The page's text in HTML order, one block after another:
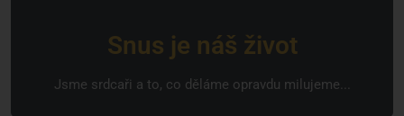
Snus je náš život
Jsme srdcaři a to, co děláme opravdu milujeme...